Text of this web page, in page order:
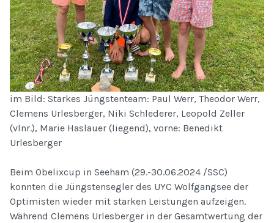
im Bild: Starkes Jüngstenteam: Paul Werr, Theodor Werr,
Clemens Urlesberger, Niki Schlederer, Leopold Zeller
(vlnr.), Marie Haslauer (liegend), vorne: Benedikt
Urlesberger
Beim Obelixcup in Seeham (29.-30.06.2024 /SSC)
konnten die Jüngstensegler des UYC Wolfgangsee der
Optimisten wieder mit starken Leistungen aufzeigen.
Während Clemens Urlesberger in der Gesamtwertung der